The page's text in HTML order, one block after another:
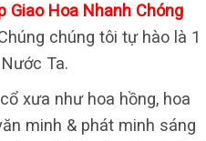
Giao Hoa Nhanh Chóng
chúng tôi tự hào là 1
Ta.
xưa như hoa hồng, hoa
minh & phát minh sáng